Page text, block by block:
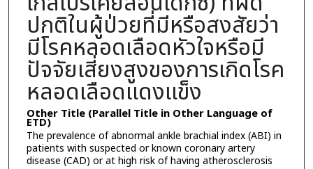
ปกติในผู้ป่วยที่มีหรือสงสัยว่า
มีโรคหลอดเลือดหัวใจหรือมี
ปัจจัยเสี่ยงสูงของการเกิดโรค
หลอดเลือดแดงแข็ง
Other Title (Parallel Title in Other Language of
ETD)
The prevalence of abnormal ankle brachial index (ABI) in
patients with suspected or known coronary artery
disease (CAD) or at high risk of having atherosclerosis